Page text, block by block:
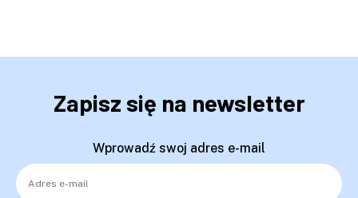
Zapisz się na newsletter
Wprowadź swoj adres e-mail